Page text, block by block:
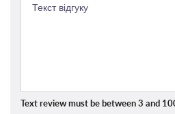
Text review must be between 3 and